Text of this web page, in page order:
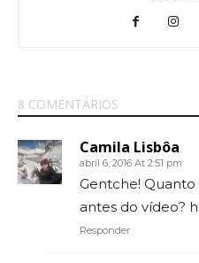
8 COMENTÁRIOS
Camila Lisbôa
abril 6, 2016 At 2:51 pm
Gentche!
antes do vídeo?
Responder